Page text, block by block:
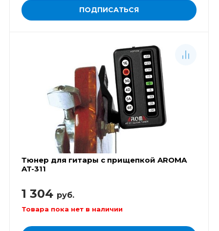
ПОДПИСАТЬСЯ
Тюнер для гитары с прищепкой AROMA
AT-311
1 304 руб.
Товара пока нет в наличии